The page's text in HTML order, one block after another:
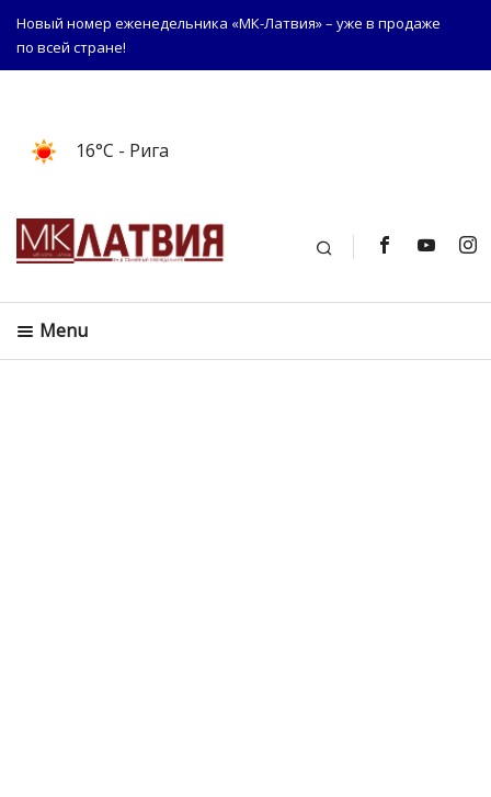
Новый номер еженедельника «МК-Латвия» – уже в продаже
по всей стране!
16°C - Рига
Поиск
Menu